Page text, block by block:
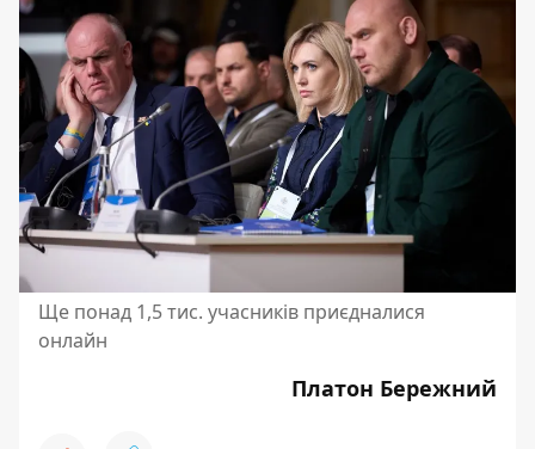
Ще понад 1,5 тис. учасників приєдналися
онлайн
Платон Бережний